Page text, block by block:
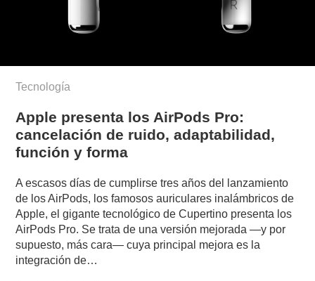
Tecnología
Apple presenta los AirPods Pro:
cancelación de ruido, adaptabilidad,
función y forma
A escasos días de cumplirse tres años del lanzamiento
de los AirPods, los famosos auriculares inalámbricos de
Apple, el gigante tecnológico de Cupertino presenta los
AirPods Pro. Se trata de una versión mejorada —y por
supuesto, más cara— cuya principal mejora es la
integración de…